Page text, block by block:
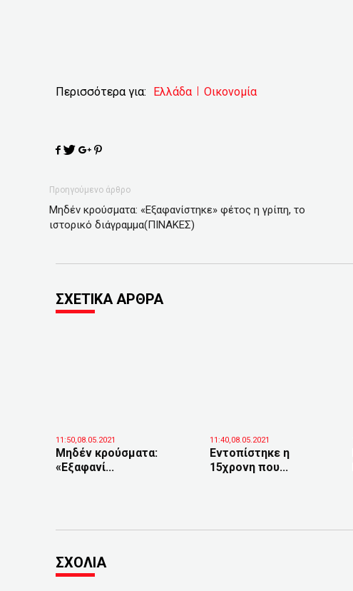
Περισσότερα για: Ελλάδα Οικονομία
Προηγούμενο άρθρο
Μηδέν κρούσματα: «Εξαφανίστηκε» φέτος η γρίπη, το
ιστορικό διάγραμμα(ΠΙΝΑΚΕΣ)
ΣΧΕΤΙΚΑ ΑΡΘΡΑ
11:50,08.05.2021
Μηδέν κρούσματα:
«Εξαφανί...
11:40,08.05.2021
Εντοπίστηκε η
15χρονη που...
ΣΧΟΛΙΑ